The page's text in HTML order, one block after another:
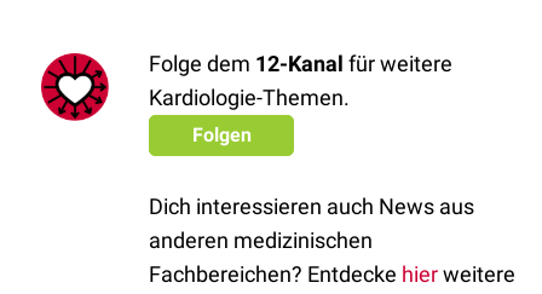
Folge dem 12-Kanal für weitere
Kardiologie-Themen.
Folgen
Dich interessieren auch News aus
anderen medizinischen
Fachbereichen? Entdecke hierweitere